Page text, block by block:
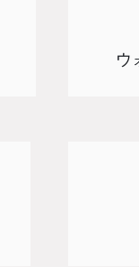
ウ